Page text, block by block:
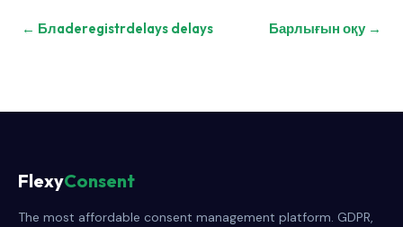
← Блaderegistrdelays delays Барлығын оқу →
FlexyConsent
The most affordable consent management platform. GDPR,